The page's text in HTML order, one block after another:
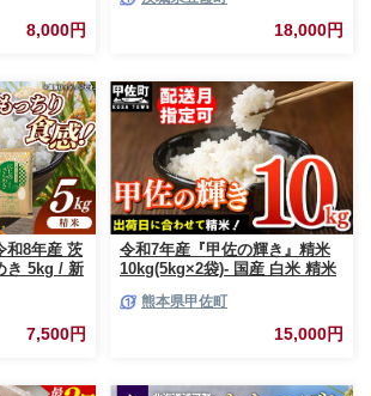
8,000円
応援 中山産業 家庭用 茨城県産
茨城県 五霞町【価格変更AB】
18,000円
和8年産 茨
き 5kg / 新
味しい
7,500円
令和7年産『甲佐の輝き』精米
10kg(5kg×2袋)- 国産 白米 精米
あり 厳選 マイスター 生活応援
ひのひかり 森のくまさん おす
すめ 熊本県 甲佐町【価格改定
熊本県甲佐町
15,000円